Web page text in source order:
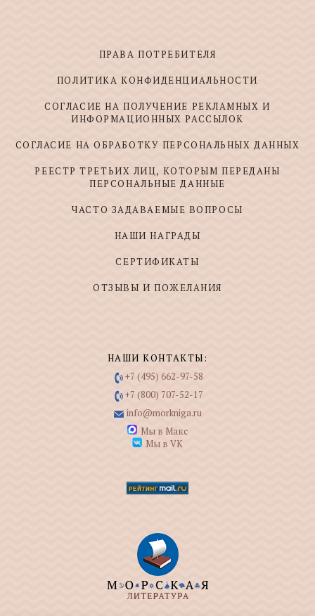
ПРАВА ПОТРЕБИТЕЛЯ
ПОЛИТИКА КОНФИДЕНЦИАЛЬНОСТИ
СОГЛАСИЕ НА ПОЛУЧЕНИЕ РЕКЛАМНЫХ И
ИНФОРМАЦИОННЫХ РАССЫЛОК
СОГЛАСИЕ НА ОБРАБОТКУ ПЕРСОНАЛЬНЫХ ДАННЫХ
РЕЕСТР ТРЕТЬИХ ЛИЦ, КОТОРЫМ ПЕРЕДАНЫ
ПЕРСОНАЛЬНЫЕ ДАННЫЕ
ЧАСТО ЗАДАВАЕМЫЕ ВОПРОСЫ
НАШИ НАГРАДЫ
СЕРТИФИКАТЫ
ОТЗЫВЫ И ПОЖЕЛАНИЯ
НАШИ КОНТАКТЫ:
+7 (495) 662-97-58
+7 (800) 707-52-17
info@morkniga.ru
Мы в Макс
Мы в VK